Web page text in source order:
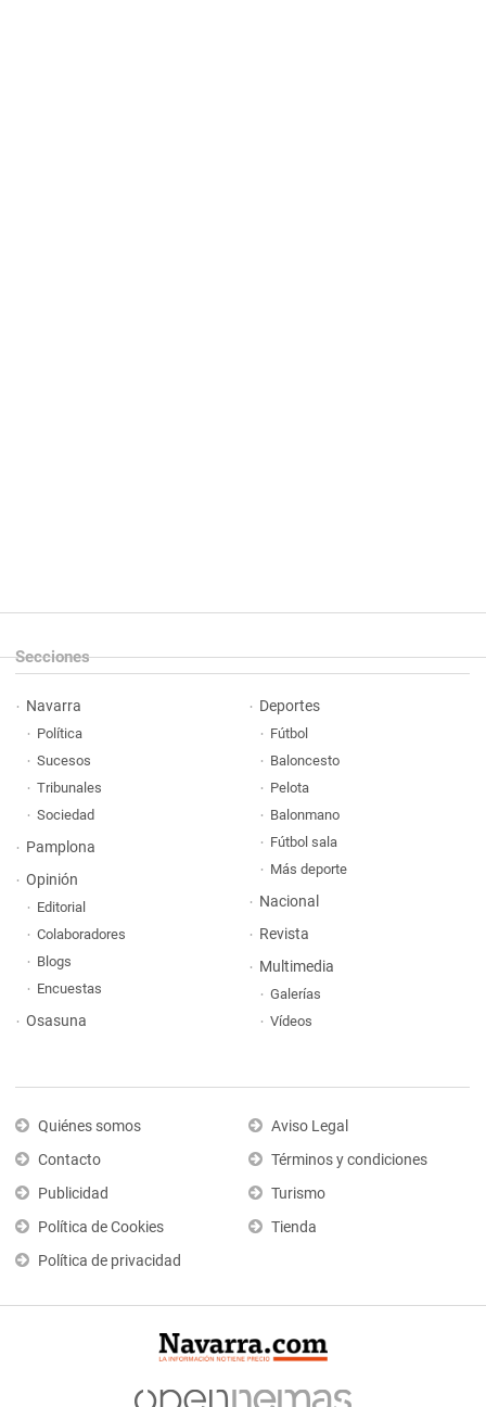
Secciones
Navarra
Política
Sucesos
Tribunales
Sociedad
Pamplona
Opinión
Editorial
Colaboradores
Blogs
Encuestas
Osasuna
Deportes
Fútbol
Baloncesto
Pelota
Balonmano
Fútbol sala
Más deporte
Nacional
Revista
Multimedia
Galerías
Vídeos
Quiénes somos
Contacto
Publicidad
Política de Cookies
Política de privacidad
Aviso Legal
Términos y condiciones
Turismo
Tienda